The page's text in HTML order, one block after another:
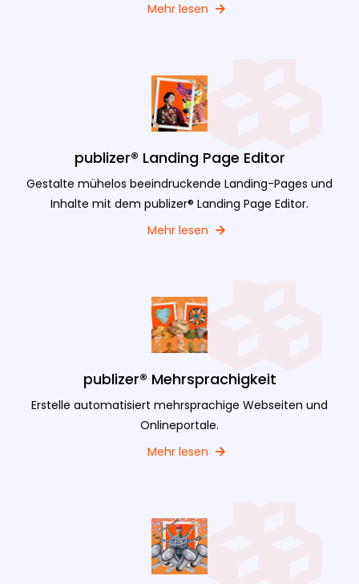
Mehr lesen
publizer® Landing Page Editor
Gestalte mühelos beeindruckende Landing-Pages und
Inhalte mit dem publizer® Landing Page Editor.
Mehr lesen
publizer® Mehrsprachigkeit
Erstelle automatisiert mehrsprachige Webseiten und
Onlineportale.
Mehr lesen